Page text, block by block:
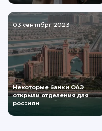
03 сентября 2023
Некоторые банки ОАЭ
открыли отделения для
россиян